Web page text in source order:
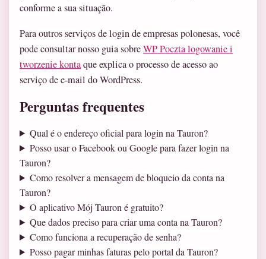
conforme a sua situação.
Para outros serviços de login de empresas polonesas, você
pode consultar nosso guia sobreWP Poczta logowanie i
tworzenie kontaque explica o processo de acesso ao
serviço de e-mail do WordPress.
Perguntas frequentes
Qual é o endereço oficial para login na Tauron?
Posso usar o Facebook ou Google para fazer login na
Tauron?
Como resolver a mensagem de bloqueio da conta na
Tauron?
O aplicativo Mój Tauron é gratuito?
Que dados preciso para criar uma conta na Tauron?
Como funciona a recuperação de senha?
Posso pagar minhas faturas pelo portal da Tauron?